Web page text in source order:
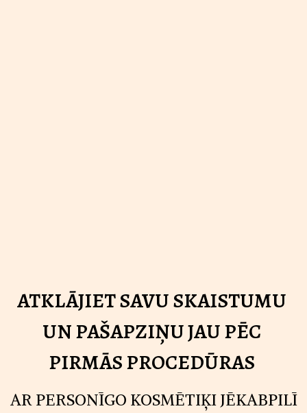
ATKLĀJIET SAVU SKAISTUMU
UN PAŠAPZIŅU JAU PĒC
PIRMĀS PROCEDŪRAS
AR PERSONĪGO KOSMĒTIĶI JĒKABPILĪ